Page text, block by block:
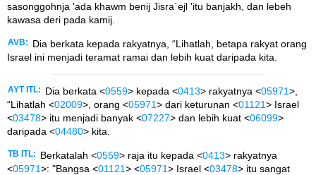
sasonggohnja 'ada khawm benij Jisra`ejl 'itu banjakh, dan lebeh
kawasa deri pada kamij.
AVB:
Dia berkata kepada rakyatnya, “Lihatlah, betapa rakyat orang
Israel ini menjadi teramat ramai dan lebih kuat daripada kita.
AYT ITL: Dia berkata <0559> kepada <0413> rakyatnya <05971>,
“Lihatlah <02009>, orang <05971> dari keturunan <01121> Israel
<03478> itu menjadi banyak <07227> dan lebih kuat <06099>
daripada <04480> kita.
TB ITL: Berkatalah <0559> raja itu kepada <0413> rakyatnya
<05971>: "Bangsa <01121> <05971> Israel <03478> itu sangat